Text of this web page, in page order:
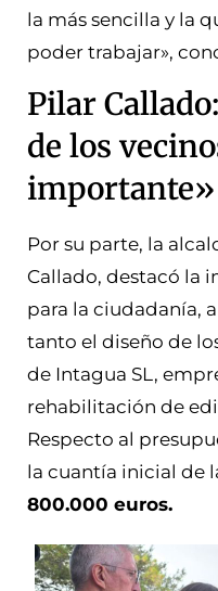
la más sencilla y la
poder trabajar»,
Pilar
de los
importante»
Por su parte, la
Callado, destacó la
para la ciudadanía,
tanto el diseño de
de Intagua SL,
rehabilitación de
Respecto al
la cuantía inicial de
800.000 euros.